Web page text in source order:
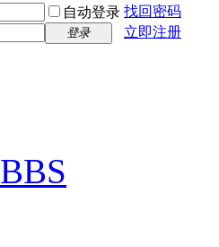
自动登录 找回密码
登录 立即注册
BBS